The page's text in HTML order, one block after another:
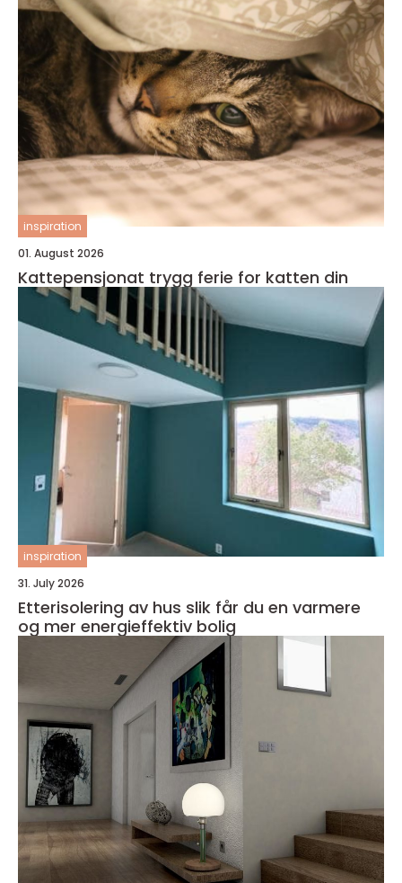
inspiration
01. August 2026
Kattepensjonat trygg ferie for katten din
inspiration
31. July 2026
Etterisolering av hus slik får du en varmere
og mer energieffektiv bolig